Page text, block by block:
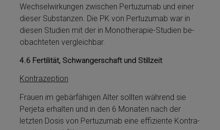
Wechselwirkungen zwischen Per­tu­zu­mab und ei­ner
dieser Sub­stan­zen. Die PK von Per­tu­zu­mab war in
diesen Studien mit der in Mo­notherapie-Studien be­
ob­ach­teten vergleichbar.
4.6 Fertilität, Schwangerschaft und Stillzeit
Kon­tra­zep­ti­on
Frauen im gebärfä­hi­gen Alter sollten während sie
Perjeta­ erhalten und in den 6 Monaten nach der
letzten Dosis von Per­tu­zu­mab eine effiziente Kon­tra­